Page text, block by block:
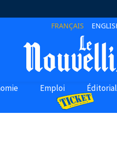
FRANÇAIS
Emploi Éditorial